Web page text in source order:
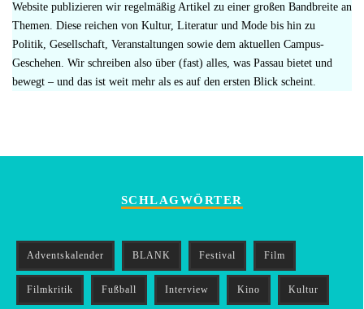
Website publizieren wir regelmäßig Artikel zu einer großen Bandbreite an
Themen. Diese reichen von Kultur, Literatur und Mode bis hin zu
Politik, Gesellschaft, Veranstaltungen sowie dem aktuellen Campus-
Geschehen. Wir schreiben also über (fast) alles, was Passau bietet und
bewegt – und das ist weit mehr als es auf den ersten Blick scheint.
SCHLAGWÖRTER
Adventskalender BLANK Festival Film
Filmkritik Fußball Interview Kino Kultur